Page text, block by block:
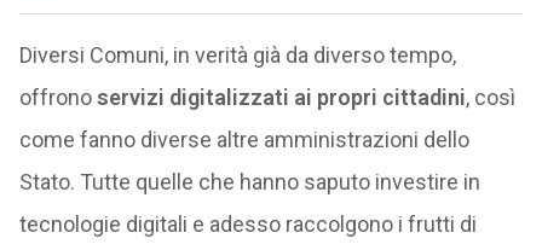
Diversi Comuni, in verità già da diverso tempo,
offronoservizi digitalizzati ai propri cittadini, così
come fanno diverse altre amministrazioni dello
Stato. Tutte quelle che hanno saputo investire in
tecnologie digitali e adesso raccolgono i frutti di